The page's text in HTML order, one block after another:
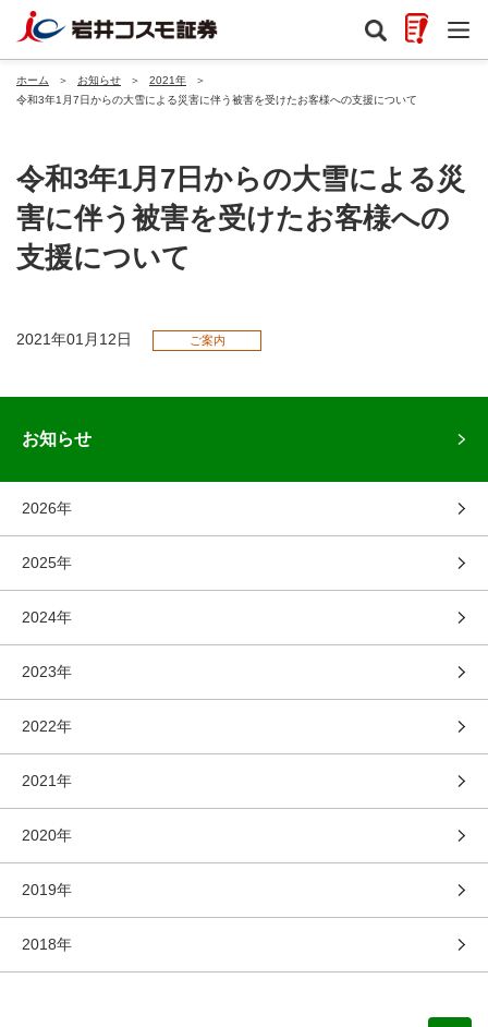
ホーム ＞ お知らせ ＞ 2021年
＞
令和3年1月7日からの大雪による災害に伴う被害を受けたお客様への支援について
令和3年1月7日からの大雪による災
害に伴う被害を受けたお客様への
支援について
2021年01月12日 ご案内
お知らせ
2026年
2025年
2024年
2023年
2022年
2021年
2020年
2019年
2018年